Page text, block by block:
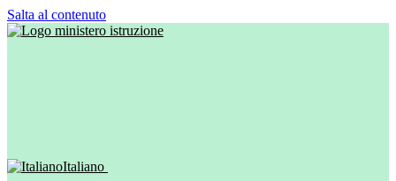
Salta al contenuto
Italiano